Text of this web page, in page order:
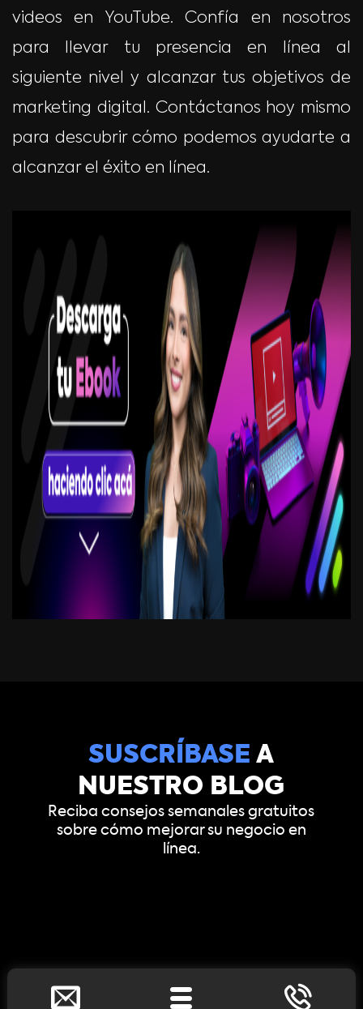
videos en YouTube. Confía en nosotros
para llevar tu presencia en línea al
siguiente nivel y alcanzar tus objetivos de
marketing digital. Contáctanos hoy mismo
para descubrir cómo podemos ayudarte a
alcanzar el éxito en línea.
SUSCRÍBASE A
NUESTRO BLOG
Reciba consejos semanales gratuitos
sobre cómo mejorar su negocio en
línea.